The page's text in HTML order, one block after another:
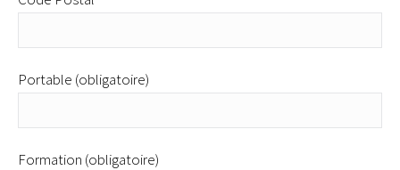
Portable (obligatoire)
Formation (obligatoire)